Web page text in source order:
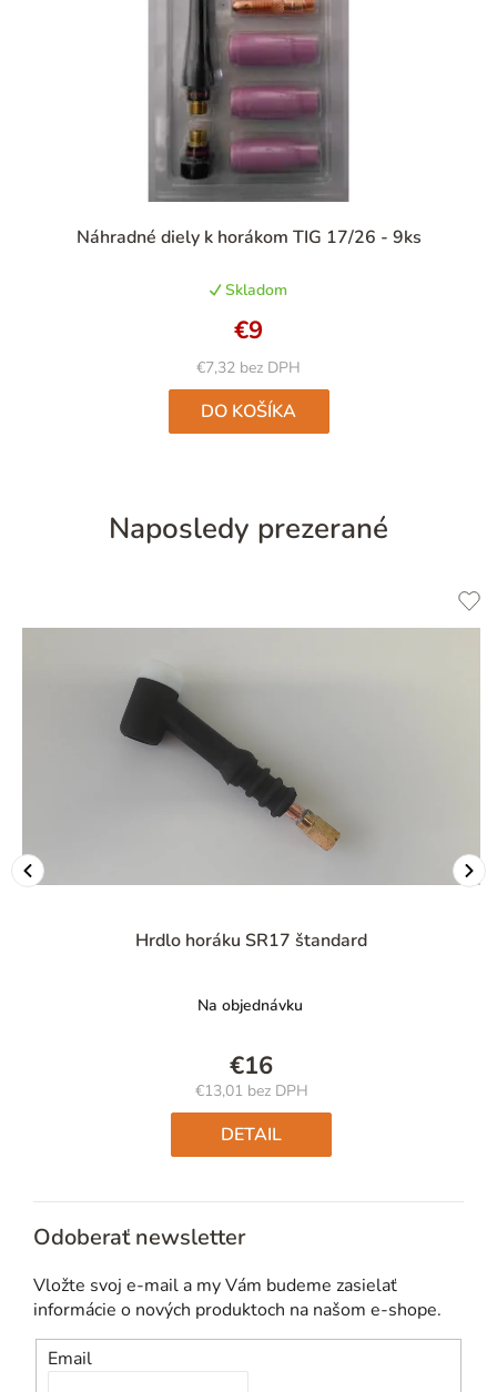
Náhradné diely k horákom TIG 17/26 - 9ks
Priemerné
hodnotenie
je
5,0
z
5
hviezdičiek.
Skladom
€7,32 bez DPH
€9
DO KOŠÍKA
Naposledy prezerané
Hrdlo horáku SR17 štandard
Na objednávku
€16
€13,01 bez DPH
Jednotková
cena:
DETAIL
Odoberať newsletter
Vložte svoj e-mail a my Vám budeme zasielať
informácie o nových produktoch na našom e-shope.
Email